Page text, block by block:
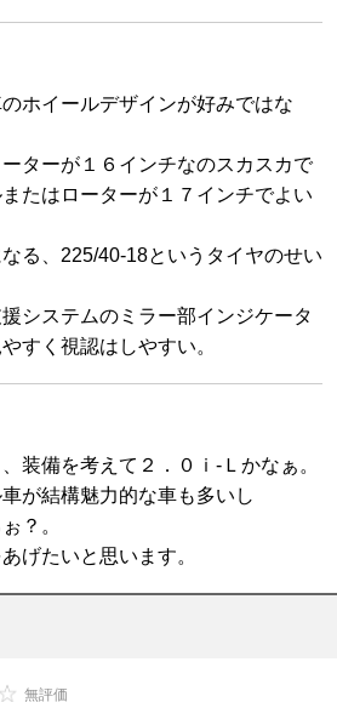
ホイールデザインが好みではな
ターが１６インチなのスカスカで
たはローターが１７インチでよい
る、225/40-18というタイヤのせい
システムのミラー部インジケータ
すく視認はしやすい。
装備を考えて２．０ｉ-Ｌかなぁ。
が結構魅力的な車も多いし
？。
げたいと思います。
無評価